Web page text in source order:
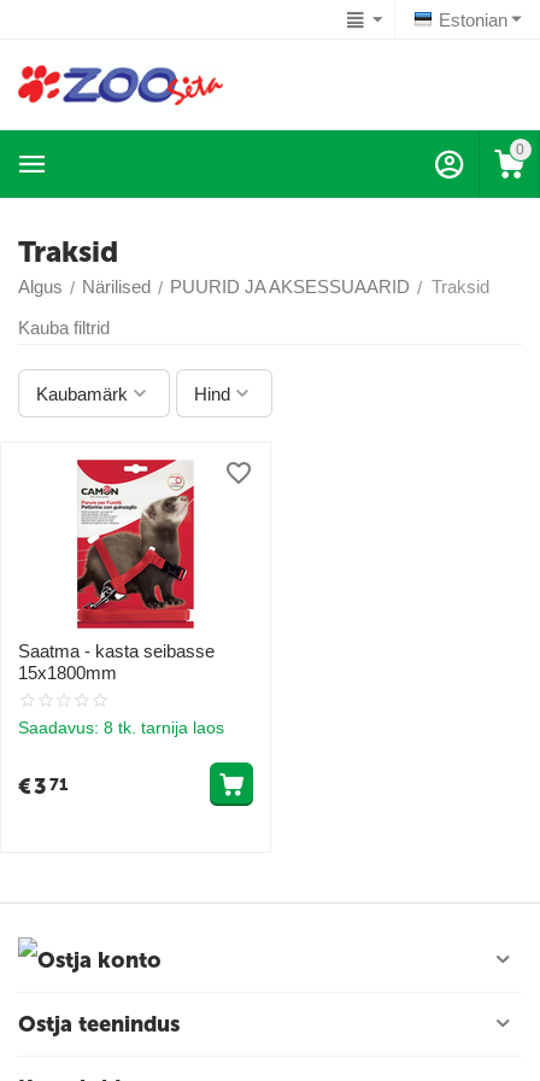
Estonian
0
Traksid
Algus / Närilised / PUURID JA AKSESSUAARID / Traksid
Kauba filtrid
Kaubamärk Hind
Saatma - kasta seibasse
15x1800mm
Saadavus: 8 tk. tarnija laos
€371
Ostja konto
Ostja teenindus